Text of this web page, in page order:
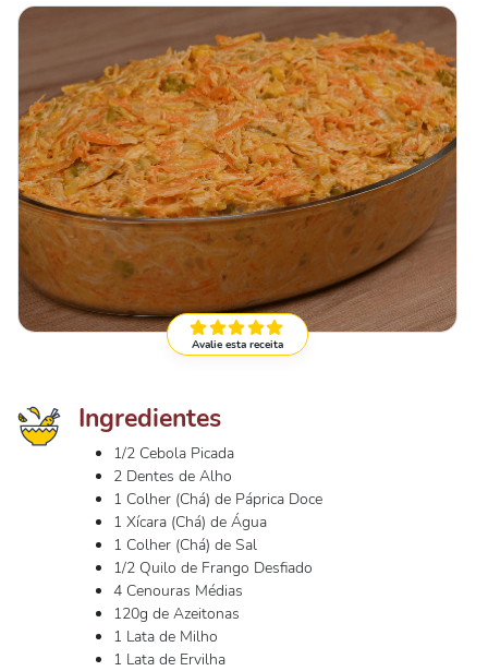
Avalie esta receita
Ingredientes
1/2 Cebola Picada
2 Dentes de Alho
1 Colher (Chá) de Páprica Doce
1 Xícara (Chá) de Água
1 Colher (Chá) de Sal
1/2 Quilo de Frango Desfiado
4 Cenouras Médias
120g de Azeitonas
1 Lata de Milho
1 Lata de Ervilha